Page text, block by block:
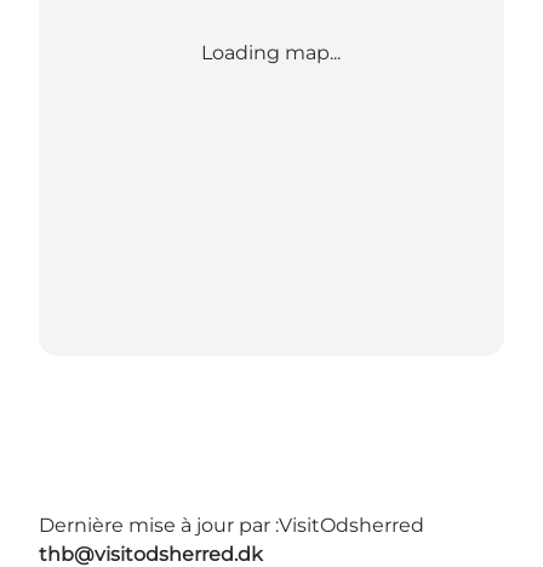
Loading map...
Dernière mise à jour par :VisitOdsherred
thb@visitodsherred.dk